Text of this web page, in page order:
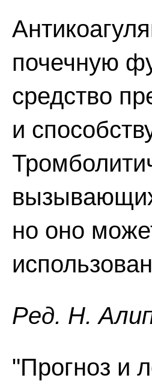
почечную
средство
и
но оно
Ред. Н.
"Прогноз и